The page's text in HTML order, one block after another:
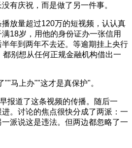
有庆祝，而是做了另一件事。
放量超过120万的短视频，认认真
18岁，用他的身份证办一张信用
年到两年不去还。等逾期挂上央行
别想从任何正规金融机构借出一
马上办""这才是真保护"。
报道了这条视频的传播。随后一
。讨论的焦点很快分成了两派：一
派说这是违法。但两边都忽略了一